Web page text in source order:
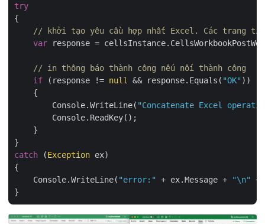
try
{
// khởi tạo yêu cầu hợp nhất Excel. Các trang
var response =
// in thông báo thành công nếu nối thành công
if (response != null && response.Equals( "OK" ))
    {
        Console.WriteLine(
"Concatenate Excel
        Console.ReadKey();
    }
catch (Exception ex)
{
    Console.WriteLine(
"error:" + ex.Message + "\n"
+